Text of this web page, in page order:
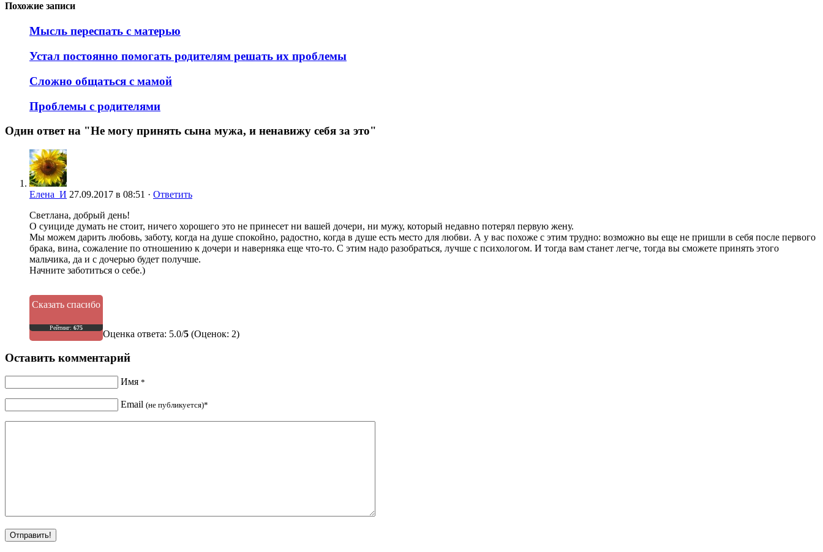
Похожие записи
Мысль переспать с матерью
Устал постоянно помогать родителям решать их проблемы
Сложно общаться с мамой
Проблемы с родителями
Один ответ на "Не могу принять сына мужа, и ненавижу себя за это"
Елена_И 27.09.2017 в 08:51 · Ответить
Светлана, добрый день!
О суициде думать не стоит, ничего хорошего это не принесет ни вашей дочери, ни мужу, который недавно потерял первую жену.
Мы можем дарить любовь, заботу, когда на душе спокойно, радостно, когда в душе есть место для любви. А у вас похоже с этим трудно: возможно вы еще не пришли в себя после первого
брака, вина, сожаление по отношению к дочери и наверняка еще что-то. С этим надо разобраться, лучше с психологом. И тогда вам станет легче, тогда вы сможете принять этого
мальчика, да и с дочерью будет получше.
Начните заботиться о себе.)
Сказать спасибо
Рейтинг: 675
Оценка ответа: 5.0/5 (Оценок: 2)
Оставить комментарий
Имя *
Email (не публикуется)*